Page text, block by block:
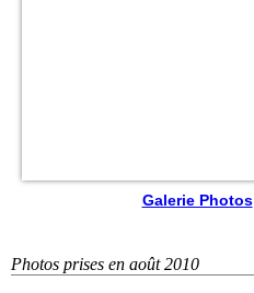
Galerie Photos
Photos prises en août 2010